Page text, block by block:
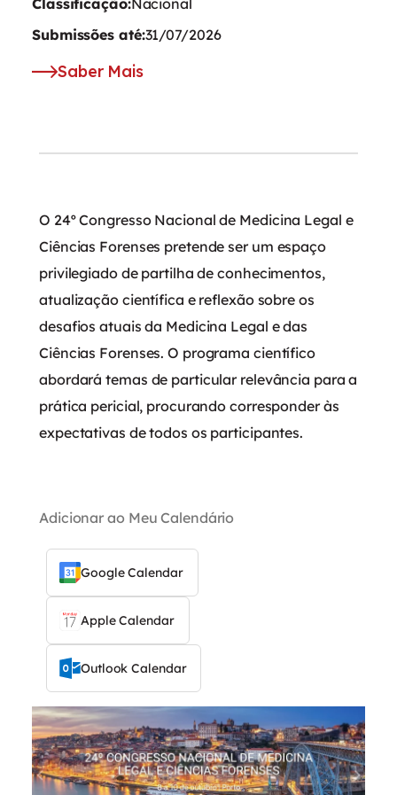
Classificação:Nacional
Submissões até:31/07/2026
Saber Mais
O 24º Congresso Nacional de Medicina Legal e
Ciências Forenses pretende ser um espaço
privilegiado de partilha de conhecimentos,
atualização científica e reflexão sobre os
desafios atuais da Medicina Legal e das
Ciências Forenses. O programa científico
abordará temas de particular relevância para a
prática pericial, procurando corresponder às
expectativas de todos os participantes.
Adicionar ao Meu Calendário
Google Calendar
Apple Calendar
Outlook Calendar